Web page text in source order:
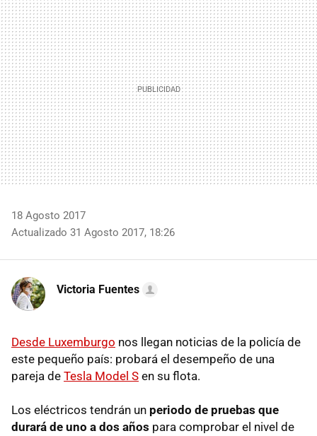
MAIL
18 Agosto 2017
Actualizado 31 Agosto 2017, 18:26
Victoria Fuentes
Desde Luxemburgo nos llegan noticias de la policía de
este pequeño país: probará el desempeño de una
pareja de Tesla Model S en su flota.
Los eléctricos tendrán un periodo de pruebas que
durará de uno a dos años para comprobar el nivel de